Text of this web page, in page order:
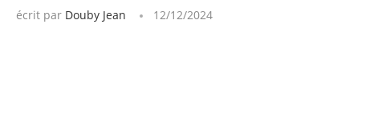
écrit par Douby Jean 12/12/2024